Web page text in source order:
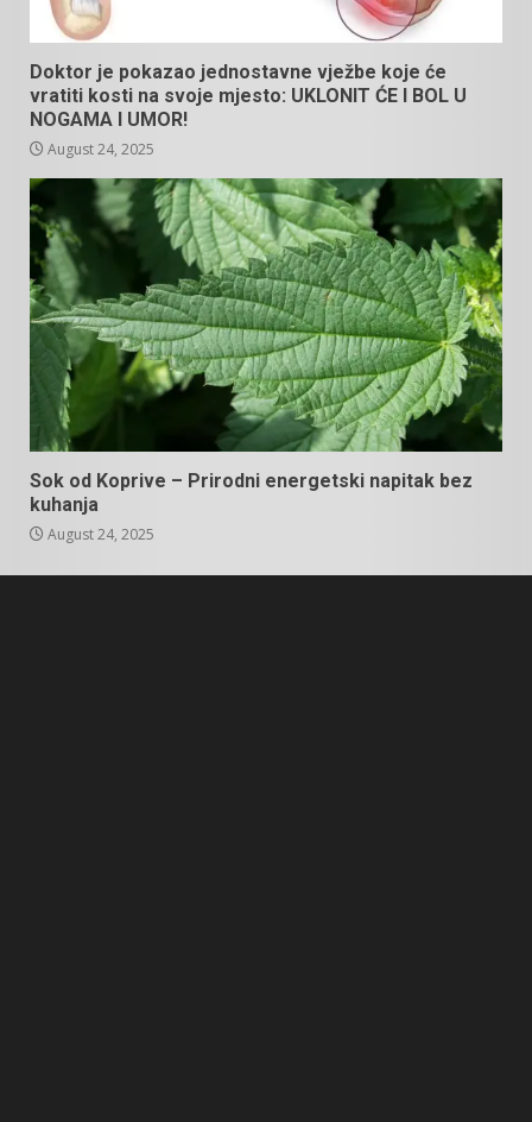
Doktor je pokazao jednostavne vježbe koje će
vratiti kosti na svoje mjesto: UKLONIT ĆE I BOL U
NOGAMA I UMOR!
August 24, 2025
Sok od Koprive – Prirodni energetski napitak bez
kuhanja
August 24, 2025